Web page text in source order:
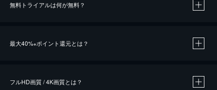
無料トライアルは何が無料？
最大40%※ポイント還元とは？
フルHD画質 / 4K画質とは？